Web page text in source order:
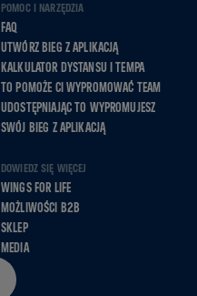
POMOC I NARZĘDZIA
FAQ
UTWÓRZ BIEG Z APLIKACJĄ
KALKULATOR DYSTANSU I TEMPA
TO POMOŻE CI WYPROMOWAĆ TEAM
UDOSTĘPNIAJĄC TO WYPROMUJESZ
SWÓJ BIEG Z APLIKACJĄ
DOWIEDZ SIĘ WIĘCEJ
WINGS FOR LIFE
MOŻLIWOŚCI B2B
SKLEP
MEDIA